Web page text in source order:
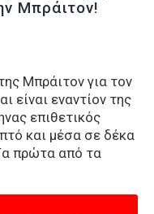
Μπράιτον!
Μπράιτον για τον
είναι εναντίον της
επιθετικός
και μέσα σε δέκα
πρώτα από τα